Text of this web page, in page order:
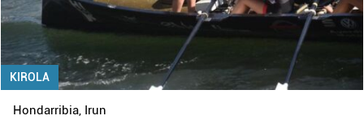
KIROLA
Hondarribia, Irun